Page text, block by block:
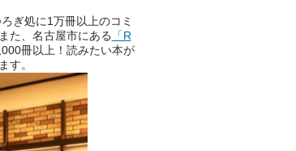
ぎ処に1万冊以上のコミ
た、名古屋市にある 「R
冊以上！読みたい本が
す。